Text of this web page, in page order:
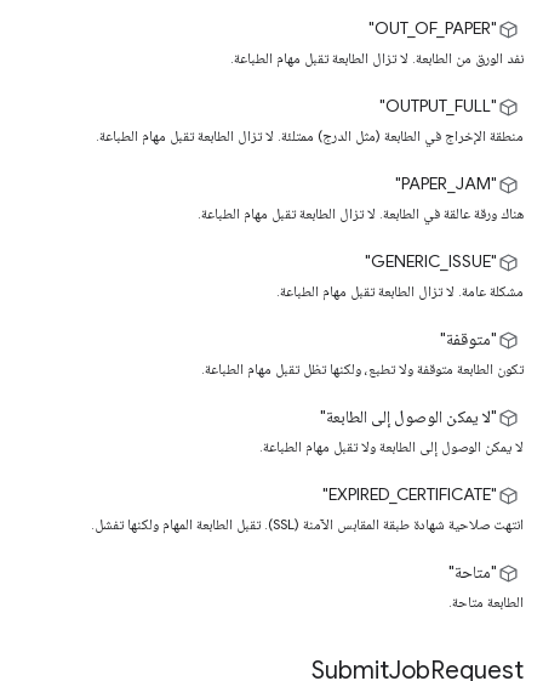
"OUT_OF_PAPER"
نفد الورق من الطابعة. لا تزال الطابعة تقبل مهام الطباعة.
"OUTPUT_FULL"
منطقة الإخراج في الطابعة (مثل الدرج) ممتلئة. لا تزال الطابعة تقبل مهام الطباعة.
‫"PAPER_JAM"
هناك ورقة عالقة في الطابعة. لا تزال الطابعة تقبل مهام الطباعة.
"GENERIC_ISSUE"
مشكلة عامة. لا تزال الطابعة تقبل مهام الطباعة.
"متوقفة"
تكون الطابعة متوقفة ولا تطبع، ولكنها تظل تقبل مهام الطباعة.
"لا يمكن الوصول إلى الطابعة"
لا يمكن الوصول إلى الطابعة ولا تقبل مهام الطباعة.
"EXPIRED_CERTIFICATE"
انتهت صلاحية شهادة طبقة المقابس الآمنة (SSL). تقبل الطابعة المهام ولكنها تفشل.
"متاحة"
الطابعة متاحة.
SubmitJobRequest